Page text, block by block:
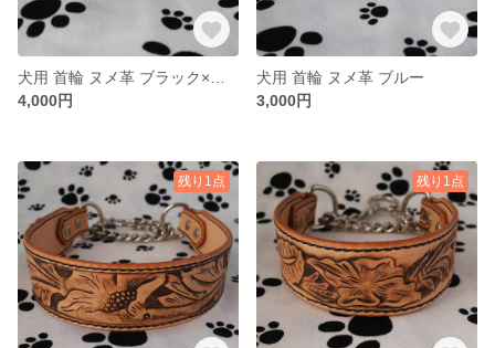
4,000円
犬用 首輪 ヌメ革 ブルー
3,000円
残り1点 残り1点